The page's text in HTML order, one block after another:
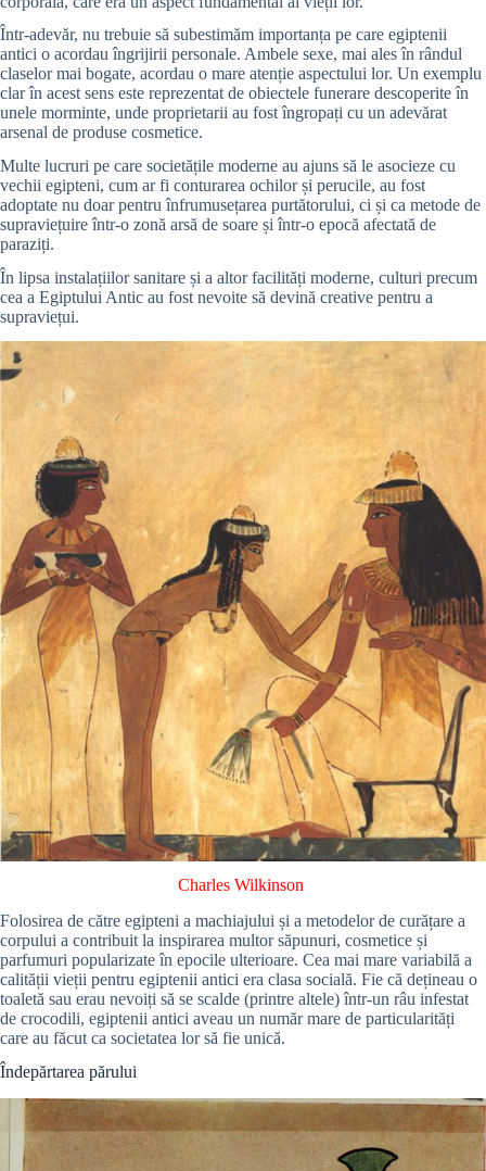
Într-adevăr, nu trebuie să subestimăm importanța pe care egiptenii
antici o acordau îngrijirii personale. Ambele sexe, mai ales în rândul
claselor mai bogate, acordau o mare atenție aspectului lor. Un exemplu
clar în acest sens este reprezentat de obiectele funerare descoperite în
unele morminte, unde proprietarii au fost îngropați cu un adevărat
arsenal de produse cosmetice.
Multe lucruri pe care societățile moderne au ajuns să le asocieze cu
vechii egipteni, cum ar fi conturarea ochilor și perucile, au fost
adoptate nu doar pentru înfrumusețarea purtătorului, ci și ca metode de
supraviețuire într-o zonă arsă de soare și într-o epocă afectată de
paraziți.
În lipsa instalațiilor sanitare și a altor facilități moderne, culturi precum
cea a Egiptului Antic au fost nevoite să devină creative pentru a
supraviețui.
Charles Wilkinson
Folosirea de către egipteni a machiajului și a metodelor de curățare a
corpului a contribuit la inspirarea multor săpunuri, cosmetice și
parfumuri popularizate în epocile ulterioare. Cea mai mare variabilă a
calității vieții pentru egiptenii antici era clasa socială. Fie că dețineau o
toaletă sau erau nevoiți să se scalde (printre altele) într-un râu infestat
de crocodili, egiptenii antici aveau un număr mare de particularități
care au făcut ca societatea lor să fie unică.
Îndepărtarea părului